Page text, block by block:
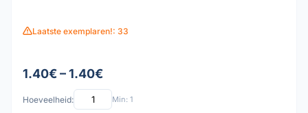
Laatste exemplaren!: 33
1.40€ – 1.40€
Hoeveelheid: Min: 1